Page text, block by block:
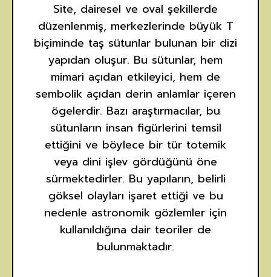
Site, dairesel ve oval şekillerde
düzenlenmiş, merkezlerinde büyük T
biçiminde taş sütunlar bulunan bir dizi
yapıdan oluşur. Bu sütunlar, hem
mimari açıdan etkileyici, hem de
sembolik açıdan derin anlamlar içeren
ögelerdir. Bazı araştırmacılar, bu
sütunların insan figürlerini temsil
ettiğini ve böylece bir tür totemik
veya dini işlev gördüğünü öne
sürmektedirler. Bu yapıların, belirli
göksel olayları işaret ettiği ve bu
nedenle astronomik gözlemler için
kullanıldığına dair teoriler de
bulunmaktadır.